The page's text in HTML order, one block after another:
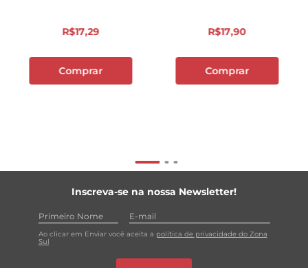
R$17,29
Comprar
R$17,90
Comprar
Inscreva-se na nossa Newsletter!
Ao clicar em Enviar você aceita a política de privacidade do Zona
Sul